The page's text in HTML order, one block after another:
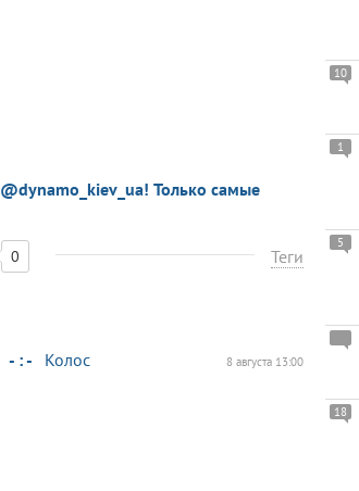
Только самые
Теги
0
Колос
- : - 8 августа 13:00
10
1
5
18